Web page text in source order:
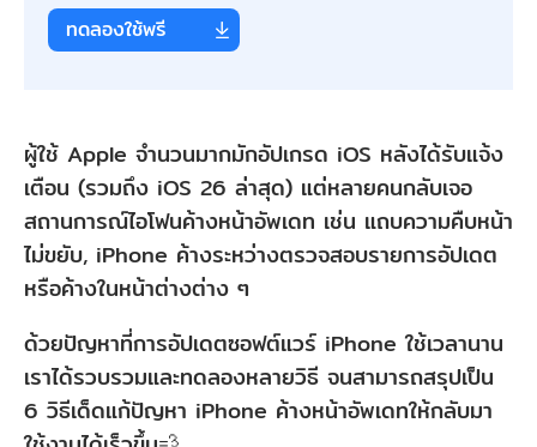
ทดลองใช้พรี
ผู้ใช้ Apple จำนวนมากมักอัปเกรด iOS หลังได้รับแจ้ง
เตือน (รวมถึง iOS 26 ล่าสุด) แต่หลายคนกลับเจอ
สถานการณ์ไอโฟนค้างหน้าอัพเดท เช่น แถบความคืบหน้า
ไม่ขยับ, iPhone ค้างระหว่างตรวจสอบรายการอัปเดต
หรือค้างในหน้าต่างต่าง ๆ
ด้วยปัญหาที่การอัปเดตซอฟต์แวร์ iPhone ใช้เวลานาน
เราได้รวบรวมและทดลองหลายวิธี จนสามารถสรุปเป็น
6 วิธีเด็ดแก้ปัญหา iPhone ค้างหน้าอัพเดทให้กลับมา